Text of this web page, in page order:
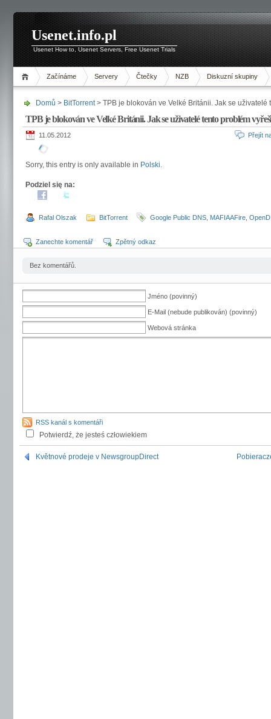
Usenet.info.pl
Usenet How to, Usenet Servers, Free Usenet Trials
Začínáme Servery Čtečky NZB Diskuzní skupiny
Domů > BitTorrent> TPB je blokován ve Velké Británii. Jak se uživatelé
TPB je blokován ve Velké Británii. Jak se uživatelé tento problém
11.05.2012 Přejít
Sorry, this entry is only available in Polski.
Podziel się na:
Rafal Olszak BitTorrent Google Public DNS MAFIAAFire
Zanechte komentář Zpětný odkaz
Bez komentářů.
Jméno (povinný)
E-Mail (nebude publikován) (povinný)
Webová stránka
RSS kanál s komentáři
Potwierdź, że jesteś człowiekiem
Květnové prodeje v NewsgroupDirect